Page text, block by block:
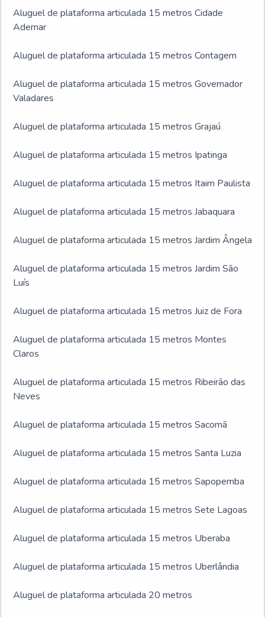
Aluguel de plataforma articulada 15 metros Cidade
Ademar
Aluguel de plataforma articulada 15 metros Contagem
Aluguel de plataforma articulada 15 metros Governador
Valadares
Aluguel de plataforma articulada 15 metros Grajaú
Aluguel de plataforma articulada 15 metros Ipatinga
Aluguel de plataforma articulada 15 metros Itaim Paulista
Aluguel de plataforma articulada 15 metros Jabaquara
Aluguel de plataforma articulada 15 metros Jardim Ângela
Aluguel de plataforma articulada 15 metros Jardim São
Luís
Aluguel de plataforma articulada 15 metros Juiz de Fora
Aluguel de plataforma articulada 15 metros Montes
Claros
Aluguel de plataforma articulada 15 metros Ribeirão das
Neves
Aluguel de plataforma articulada 15 metros Sacomã
Aluguel de plataforma articulada 15 metros Santa Luzia
Aluguel de plataforma articulada 15 metros Sapopemba
Aluguel de plataforma articulada 15 metros Sete Lagoas
Aluguel de plataforma articulada 15 metros Uberaba
Aluguel de plataforma articulada 15 metros Uberlândia
Aluguel de plataforma articulada 20 metros